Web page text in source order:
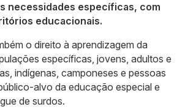
necessidades específicas, com
educacionais.
o direito à aprendizagem da
específicas, jovens, adultos e
indígenas, camponeses e pessoas
alvo da educação especial e
de surdos.